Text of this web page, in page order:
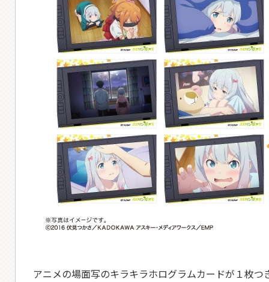
アニメの場面写のキラキラホログラムカードが１枚つ